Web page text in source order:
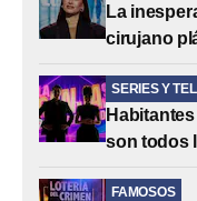
La
cirujano
SERIES Y
son todos
FAMOSOS